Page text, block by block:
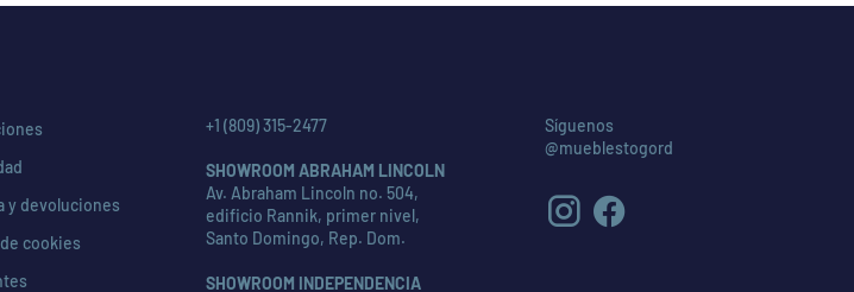
y devoluciones
cookies
+1 (809) 315-2477
SHOWROOM ABRAHAM LINCOLN
Av. Abraham Lincoln no. 504,
edificio Rannik, primer nivel,
Santo Domingo, Rep. Dom.
SHOWROOM INDEPENDENCIA
Síguenos
@mueblestogord